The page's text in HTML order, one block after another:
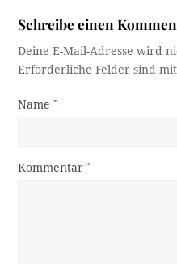
Schreibe einen
Deine E-Mail-Adresse wird
Erforderliche Felder sind
Name*
Kommentar*